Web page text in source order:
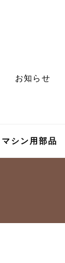
お知らせ
マシン用部品